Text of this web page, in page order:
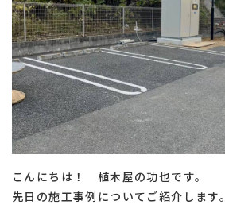
こんにちは！ 植木屋の功也です。
先日の施工事例についてご紹介します。